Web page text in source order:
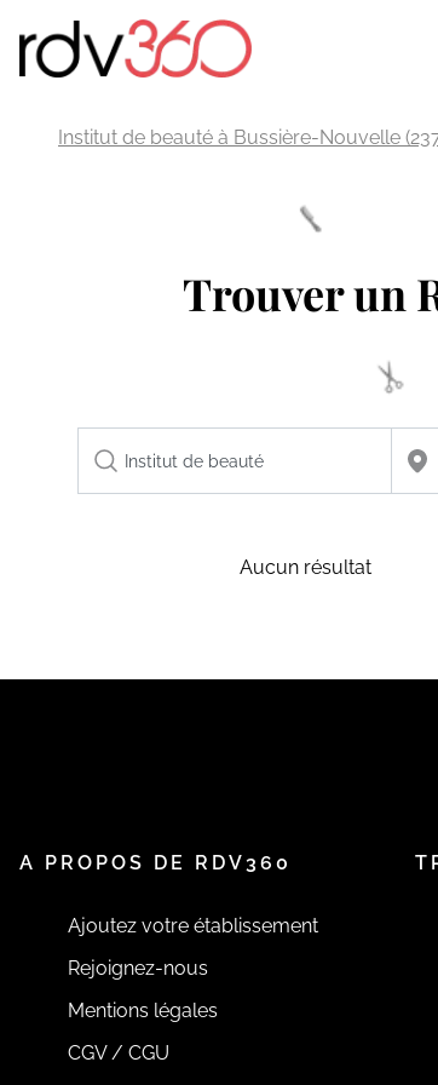
Institut de beauté à Bussière-Nouvelle
Trouver un
Aucun résultat
A PROPOS DE RDV360
Ajoutez votre établissement
Rejoignez-nous
Mentions légales
CGV / CGU